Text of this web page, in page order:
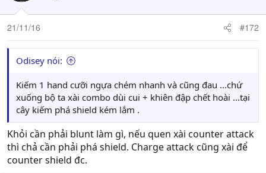
21/11/16 #172
Odisey nói:
Kiếm 1 hand cưỡi ngựa chém nhanh và cũng đau ...chứ
xuống bộ ta xài combo dùi cui + khiên đập chết hoài ...tại
cây kiếm phá shield kém lắm .
Khỏi cần phải blunt làm gì, nếu quen xài counter attack
thì chả cần phải phá shield. Charge attack cũng xài để
counter shield đc.